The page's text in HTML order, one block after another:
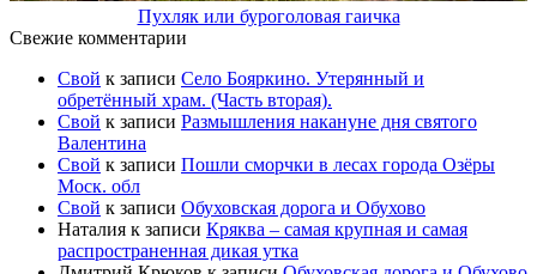
Пухляк или буроголовая гаичка
Свежие комментарии
Свой к записи Село Бояркино. Утерянный и
обретённый храм. (Часть вторая).
Свой к записи Размышления накануне дня святого
Валентина
Свой к записи Пошли сморчки в лесах города Озёры
Моск. обл
Свой к записи Обуховская дорога и Обухово
Наталия к записи Кряква – самая крупная и самая
распространенная дикая утка